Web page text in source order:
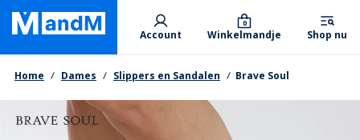
Skip
main
content
Primary departments
Account Winkelmandje
0
Shop nu
Kruimelpad
Home Dames Slippers en Sandalen Brave Soul